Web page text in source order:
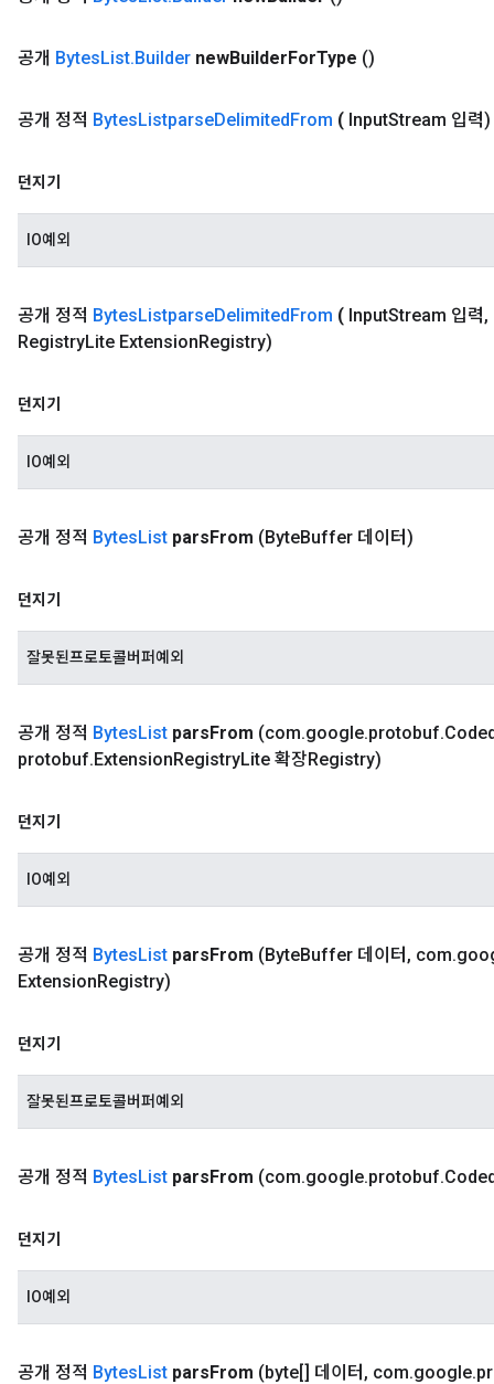
공개 BytesList.Builder newBuilderForType ()
공개 정적 BytesListparseDelimitedFrom ( InputStream 입력)
던지기
IO예외
공개 정적 BytesListparseDelimitedFrom ( InputStream 입력,
RegistryLite ExtensionRegistry)
던지기
IO예외
공개 정적 BytesList parsFrom (ByteBuffer 데이터)
던지기
잘못된프로토콜버퍼예외
공개 정적 BytesList parsFrom (com.google.protobuf.
protobuf.ExtensionRegistryLite 확장Registry)
던지기
IO예외
공개 정적 BytesList parsFrom (ByteBuffer 데이터 , com.
ExtensionRegistry)
던지기
잘못된프로토콜버퍼예외
공개 정적 BytesList parsFrom (com.google.protobuf.
던지기
IO예외
공개 정적 BytesList parsFrom (byte[] 데이터 , com.google.